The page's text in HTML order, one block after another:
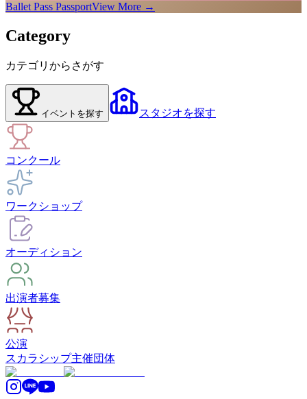
Ballet Pass PassportView More →
Category
カテゴリからさがす
イベント を探す スタジオを探す
コンクール
ワークショップ
オーディション
出演者募集
公演
スカラシップ主催団体